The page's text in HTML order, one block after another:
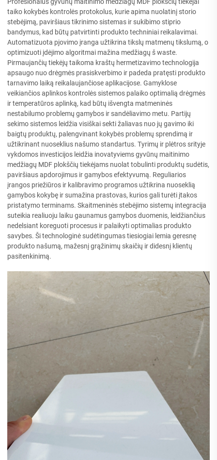
taiko kokybės kontrolės protokolus, kurie apima nuolatinį storio
stebėjimą, paviršiaus tikrinimo sistemas ir sukibimo stiprio
bandymus, kad būtų patvirtinti produkto techniniai reikalavimai.
Automatizuota pjovimo įranga užtikrina tikslų matmenų tikslumą, o
optimizuoti įdėjimo algoritmai mažina medžiagų š waste.
Pirmaujančių tiekėjų taikoma kraštų hermetizavimo technologija
apsaugo nuo drėgmės prasiskverbimo ir padeda pratęsti produkto
tarnavimo laiką reikalaujančiose aplikacijose. Gamyklose
veikiančios aplinkos kontrolės sistemos palaiko optimalią drėgmės
ir temperatūros aplinką, kad būtų išvengta matmeninės
nestabilumo problemų gamybos ir sandėliavimo metu. Partijų
sekimo sistemos leidžia visiškai sekti žaliavas nuo jų gavimo iki
baigtų produktų, palengvinant kokybės problemų sprendimą ir
užtikrinant nuoseklius našumo standartus. Tyrimų ir plėtros srityje
vykdomos investicijos leidžia inovatyviems gyvūnų maitinimo
medžiagų MDF plokščių tiekėjams nuolat tobulinti produktų sudėtis,
paviršiaus apdorojimus ir gamybos efektyvumą. Reguliarios
įrangos priežiūros ir kalibravimo programos užtikrina nuoseklią
gamybos kokybę ir sumažina prastovas, kurios gali turėti įtakos
pristatymo terminams. Skaitmeninės stebėjimo sistemų integracija
suteikia realiuoju laiku gaunamus gamybos duomenis, leidžiančius
nedelsiant koreguoti procesus ir palaikyti optimalias produkto
savybes. Ši technologinė sudėtingumas tiesiogiai lemia geresnę
produkto našumą, mažesnį grąžinimų skaičių ir didesnį klientų
pasitenkinimą.